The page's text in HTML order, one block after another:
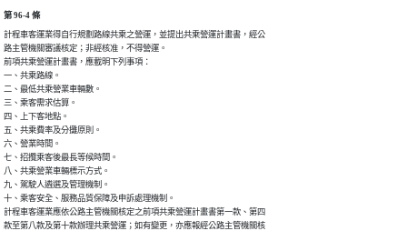
第 96-4 條
計程車客運業得自行規劃路線共乘之營運，並提出共乘營運計畫書，經公
路主管機關審議核定；非經核准，不得營運。
前項共乘營運計畫書，應載明下列事項：
一、共乘路線。
二、最低共乘營業車輛數。
三、乘客需求估算。
四、上下客地點。
五、共乘費率及分攤原則。
六、營業時間。
七、招攬乘客後最長等候時間。
八、共乘營業車輛標示方式。
九、駕駛人遴選及管理機制。
十、乘客安全、服務品質保障及申訴處理機制。
計程車客運業應依公路主管機關核定之前項共乘營運計畫書第一款、第四
款至第八款及第十款辦理共乘營運；如有變更，亦應報經公路主管機關核